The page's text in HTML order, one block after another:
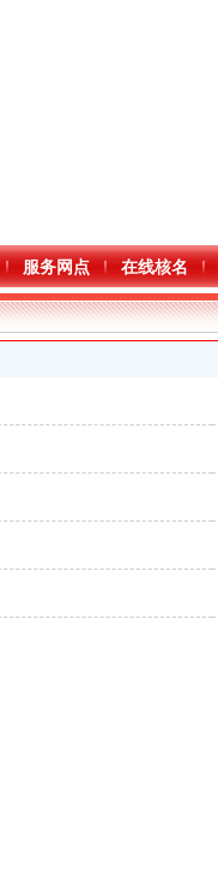
服务网点 在线核名